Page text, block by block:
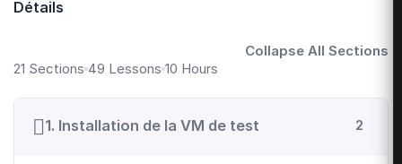
Détails
21 Sections 49 Lessons 10 Hours
Collapse All Sections
1. Installation de la VM de test 2